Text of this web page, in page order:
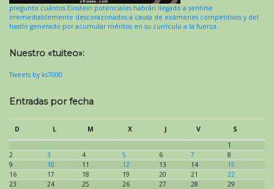
pregunto cuántos Einstein potenciales habrán llegado a sentirse
irremediablemente descorazonados a causa de exámenes competitivos y del
hastío generado por acumular méritos en su currículo a la fuerza.
Nuestro «tuiteo»:
Tweets by ks7000
Entradas por fecha
D L M X J V
S
1
2
3 4 5 6 7
8
9
10 11 12 13 14
15
16
17 18 19 20 21
22
23
24 25 26 27 28 29